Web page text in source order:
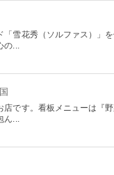
雪花秀（ソルファス）」
の...
です。看板メニューは『
ん...